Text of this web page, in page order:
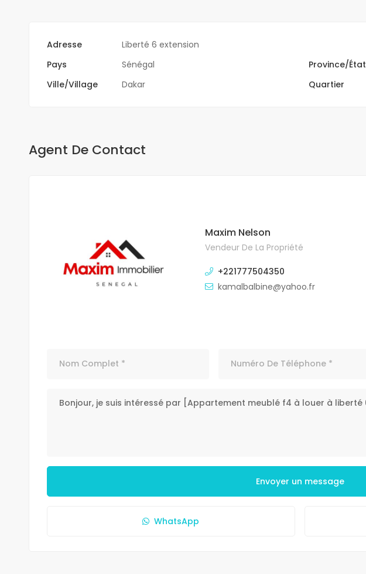
Adresse
Liberté 6 extension
Pays
Sénégal Province/État
Ville/Village
Dakar Quartier
Agent De Contact
Maxim Nelson
Vendeur De La Propriété
+221777504350
kamalbalbine@yahoo.fr
Envoyer un message
WhatsApp